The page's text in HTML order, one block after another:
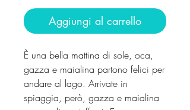
Aggiungi al carrello
È una bella mattina di sole, oca,
gazza e maialina partono felici per
andare al lago. Arrivate in
spiaggia, però, gazza e maialina